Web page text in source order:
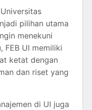
pilihan utama
menekuni
FEB UI memiliki
ketat dengan
dan riset yang
di UI juga